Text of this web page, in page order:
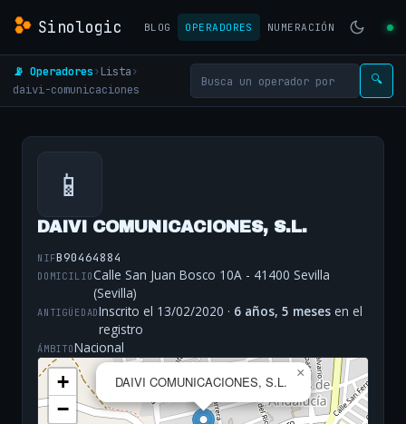
Sinologic BLOG OPERADORES NUMERACIÓN
📡 Operadores› Lista›
daivi-comunicaciones
🔍
📱
DAIVI COMUNICACIONES, S.L.
NIFB90464884
DOMICILIOCalle San Juan Bosco 10A - 41400 Sevilla
(Sevilla)
ANTIGÜEDADInscrito el 13/02/2020 · 6 años, 5 meses en el
registro
ÁMBITONacional
DAIVI COMUNICACIONES, S.L.
×
+
−